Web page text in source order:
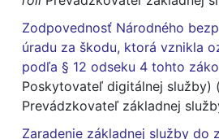
Zodpovednosť Národného
úradu za škodu, ktorá vznikla
podľa § 12 odseku 4 tohto
Poskytovateľ digitálnej služby) (
Prevádzkovateľ základnej
Zaradenie základnej služby do